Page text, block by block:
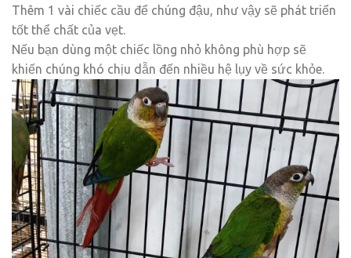
Thêm 1 vài chiếc cầu để chúng đậu, như vậy sẽ phát triển
tốt thể chất của vẹt.
Nếu bạn dùng một chiếc lồng nhỏ không phù hợp sẽ
khiến chúng khó chịu dẫn đến nhiều hệ lụy về sức khỏe.